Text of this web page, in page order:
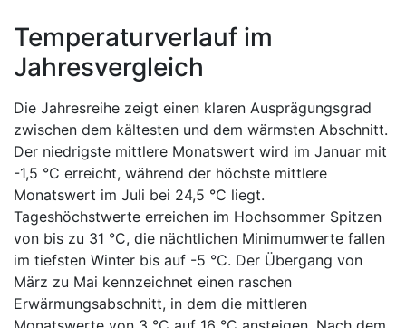
Temperaturverlauf im
Jahresvergleich
Die Jahresreihe zeigt einen klaren Ausprägungsgrad
zwischen dem kältesten und dem wärmsten Abschnitt.
Der niedrigste mittlere Monatswert wird im Januar mit
-1,5 °C erreicht, während der höchste mittlere
Monatswert im Juli bei 24,5 °C liegt.
Tageshöchstwerte erreichen im Hochsommer Spitzen
von bis zu 31 °C, die nächtlichen Minimumwerte fallen
im tiefsten Winter bis auf -5 °C. Der Übergang von
März zu Mai kennzeichnet einen raschen
Erwärmungsabschnitt, in dem die mittleren